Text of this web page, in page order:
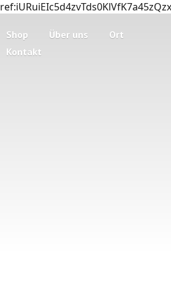
Shop Über uns
Ort
Kontakt